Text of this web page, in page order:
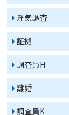
浮気調査
証拠
調査員H
離婚
調査員K